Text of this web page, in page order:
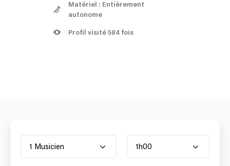
Matériel : Entièrement
autonome
Profil visité 584 fois
1 Musicien 1h00